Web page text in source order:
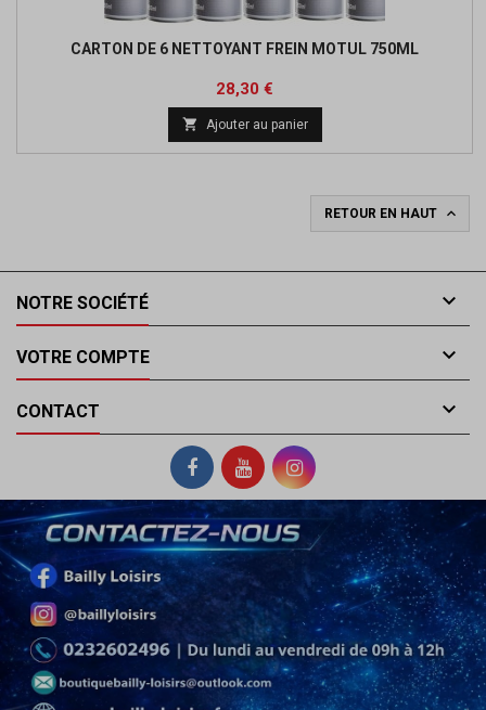
CARTON DE 6 NETTOYANT FREIN MOTUL 750ML
Prix
28,30 €
base
 Ajouter au panier
RETOUR EN HAUT 
NOTRE SOCIÉTÉ 
VOTRE COMPTE 
CONTACT 